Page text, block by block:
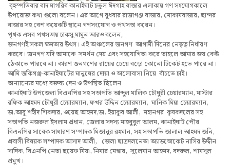
বৃহস্পতিবার বাদ মাগরিব কানাইঘাট চতুল ঈদগাহ বাজার এলাকায় গণ সংযোগকালে
উপরোক্ত কথা গুলো বলেন। এর আগে বুধবার রাজাগঞ্জ বাজার, মোকামবাজার, ছান্দর
বাজার সহ বেশ কয়েকটি স্থানে গণসংযোগ ও পথসভা করেন।
পৃথক এসব পথসভায় চাকসু মামুন আরও বলেন,
জনগণই সকল ক্ষমতার উৎস। এই অঞ্চলের জনগণ আগামী দিনের নেতৃত্ব নির্ধারণ
করবে। জনগণ যদি আমাকে সমর্থন দেয় এবং সহযোগিতা করে তাহলে আমার জয় কেউ
ঠেকাতে পারবে না। কারণ জনগণের রায়ের চেয়ে বড়ো কোনো টিকেট হতে পারে না।
আমি জকিগঞ্জ-কানাইঘাটের মানুষের দোয়া ও ভালোবাসা নিয়ে বাঁচতে চাই।
অন্যান্যের মধ্যে বক্তব্য দেন ও উপস্থিত ছিলেন
কানাইঘাট উপজেলা বিএনপির সহ সভাপতি আব্দুল মালিক চৌধুরী চেয়ারম্যান, মাস্টার
রফিক আহমদ চৌধুরী চেয়ারম্যান, ফখর উদ্দিন চেয়ারম্যান, মানিক মিয়া চেয়ারম্যান,
ডা.আবু শহীদ শিকদার, ওয়েছ আহমদ,ডা. ইয়াকুব আলী, মহানগর কৃষকদলের সহ
সভাপতি নজরুল ইসলাম প্রধান, জেলার সদস্য মাহবুবুল আলম, কানাইঘাট পৌর
বিএনপির সাবেক সাধারণ সম্পাদক মিজানুর রহমান, সহ সভাপতি জালাল আহমদ জনি,
প্রবাসী বিষয়ক সম্পাদক আসাদ আলী, জেলা ছাত্রদলনেতা অ্যাডভোকেট নাসির উদ্দীন
সাদিক, বিএনপি নেতা ছয়েফ মিয়া, নিমার মেম্বার, সুলেমান আহমদ, বদরুল, শামসুল
প্রমুখ।